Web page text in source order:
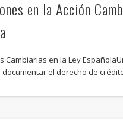
en la Acción
Cambiarias en la Ley
el derecho de